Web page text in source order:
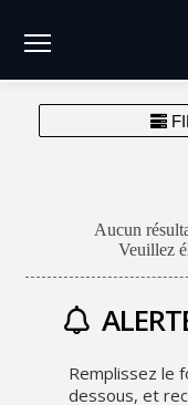
Aucun
Veuillez
Remplissez le
dessous, et